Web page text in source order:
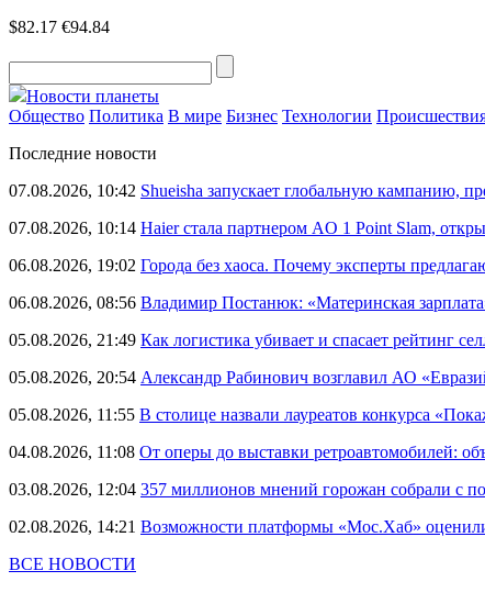
$82.17 €94.84
Новости планеты
Общество Политика В мире Бизнес Технологии
Последние новости
07.08.2026, 10:42 Shueisha запускает глобальную кампанию,
07.08.2026, 10:14 Haier стала партнером AO 1 Point Slam,
06.08.2026, 19:02 Города без хаоса. Почему эксперты
06.08.2026, 08:56 Владимир Постанюк: «Материнская
05.08.2026, 21:49 Как логистика убивает и спасает рейтинг
05.08.2026, 20:54 Александр Рабинович возглавил АО
05.08.2026, 11:55 В столице назвали лауреатов конкурса
04.08.2026, 11:08 От оперы до выставки ретроавтомобилей:
03.08.2026, 12:04 357 миллионов мнений горожан собрали с
02.08.2026, 14:21 Возможности платформы «Мос.Хаб» оценили
ВСЕ НОВОСТИ